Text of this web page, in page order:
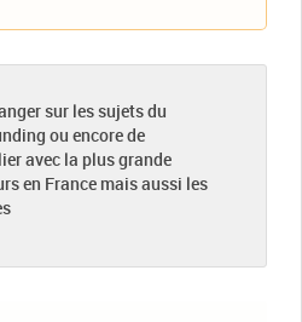
sur les sujets du
ou encore de
avec la plus grande
en France mais aussi les